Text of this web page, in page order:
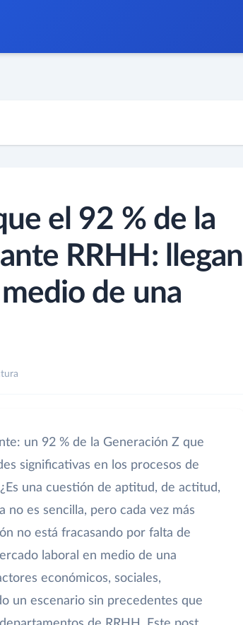
el 92 % de la
RRHH: llegan
de una
un 92 % de la Generación Z que
significativas en los procesos de
una cuestión de aptitud, de actitud,
no es sencilla, pero cada vez más
no está fracasando por falta de
laboral en medio de una
económicos, sociales,
un escenario sin precedentes que